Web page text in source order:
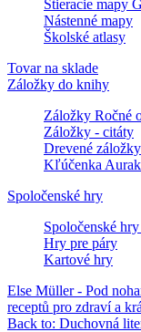
Stieracie mapy
Nástenné mapy
Školské atlasy
Tovar na sklade
Záložky do knihy
Záložky Ročné
Záložky - citáty
Drevené záložky
Kľúčenka
Spoločenské hry
Spoločenské
Hry pre páry
Kartové hry
Else Müller - Pod
receptů pro zdraví a
Back to: Duchovná